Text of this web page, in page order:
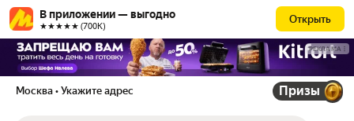
В приложении — выгодно
★★★★★ (700К)
Открыть
РЕКЛАМА
Москва • Укажите адрес Призы